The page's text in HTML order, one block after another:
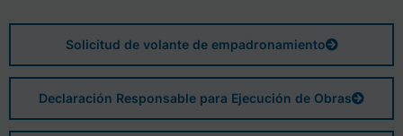
Solicitud de volante de empadronamiento
Declaración Responsable para Ejecución de Obras